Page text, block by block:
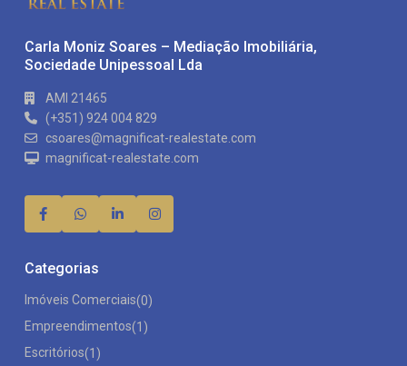
Carla Moniz Soares – Mediação Imobiliária,
Sociedade Unipessoal Lda
AMI 21465
(+351) 924 004 829
csoares@magnificat-realestate.com
magnificat-realestate.com
Categorias
Imóveis Comerciais(0)
Empreendimentos(1)
Escritórios(1)